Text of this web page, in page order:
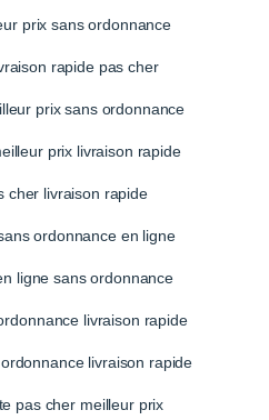
prix sans ordonnance
rapide pas cher
prix sans ordonnance
prix livraison rapide
cher livraison rapide
ordonnance en ligne
ligne sans ordonnance
livraison rapide
livraison rapide
pas cher meilleur prix